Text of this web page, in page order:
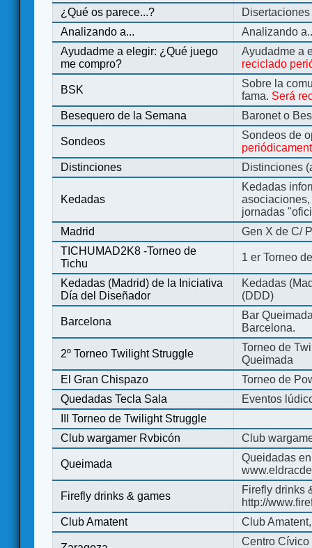
¿Qué os parece...?
Analizando a...
Analizando
Ayudadme a elegir: ¿Qué juego
me compro?
Ayudadme a
reciclado
BSK
Sobre la
fama. Será
Besequero de la Semana
Baronet o
Sondeos
Sondeos de
Distinciones
Distinciones
Kedadas
Kedadas
jornadas
Madrid
Gen X de C/
TICHUMAD2K8 -Torneo de
Tichu
1 er Torneo
Kedadas (Madrid) de la Iniciativa
Día del Diseñador
Kedadas
(DDD)
Barcelona
Bar
Barcelona.
2º Torneo Twilight Struggle
Torneo de
Queimada
El Gran Chispazo
Torneo de
Quedadas Tecla Sala
Eventos
III Torneo de Twilight Struggle
Club wargamer Rvbicón
Club
Queimada
Queidadas
Firefly drinks & games
Firefly drinks
http://
Club Amatent
Club
Centro Cívico